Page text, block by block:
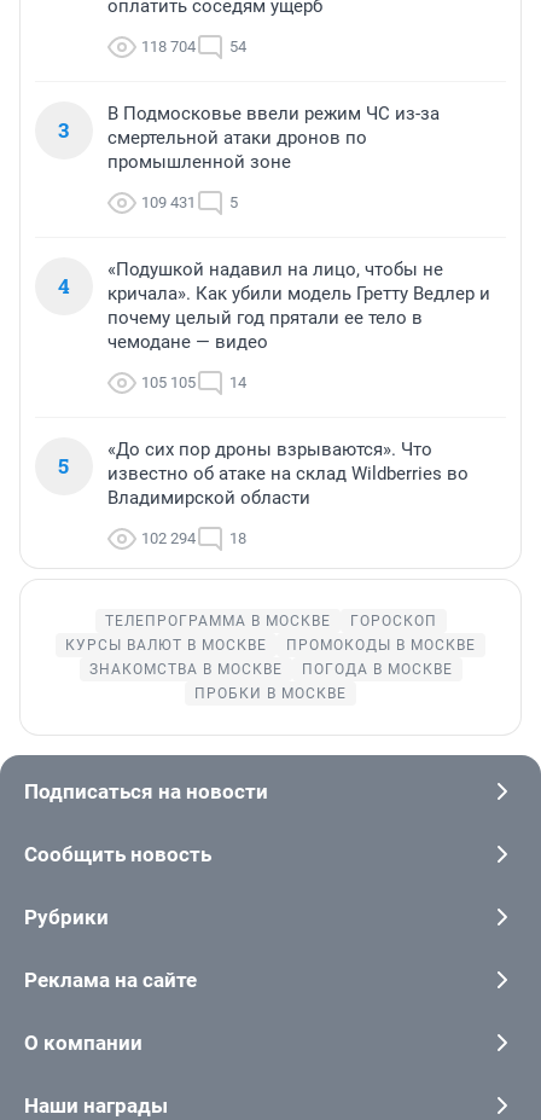
оплатить соседям ущерб
118 704 54
3
В Подмосковье ввели режим ЧС из-за
смертельной атаки дронов по
промышленной зоне
109 431 5
4
«Подушкой надавил на лицо, чтобы не
кричала». Как убили модель Гретту Ведлер и
почему целый год прятали ее тело в
чемодане — видео
105 105 14
5
«До сих пор дроны взрываются». Что
известно об атаке на склад Wildberries во
Владимирской области
102 294 18
ТЕЛЕПРОГРАММА В МОСКВЕ
ГОРОСКОП
КУРСЫ ВАЛЮТ В МОСКВЕ
ПРОМОКОДЫ В МОСКВЕ
ЗНАКОМСТВА В МОСКВЕ
ПОГОДА В МОСКВЕ
ПРОБКИ В МОСКВЕ
Подписаться на новости
Сообщить новость
Рубрики
Реклама на сайте
О компании
Наши награды